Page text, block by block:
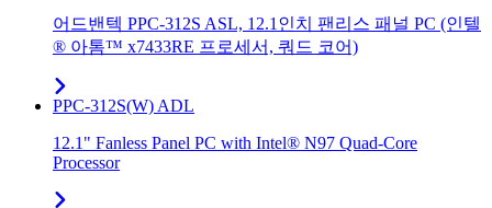
어드밴텍 PPC-312S ASL, 12.1인치 팬리스 패널 PC (인텔
® 아톰™ x7433RE 프로세서, 쿼드 코어)
PPC-312S(W) ADL
12.1" Fanless Panel PC with Intel® N97 Quad-Core
Processor